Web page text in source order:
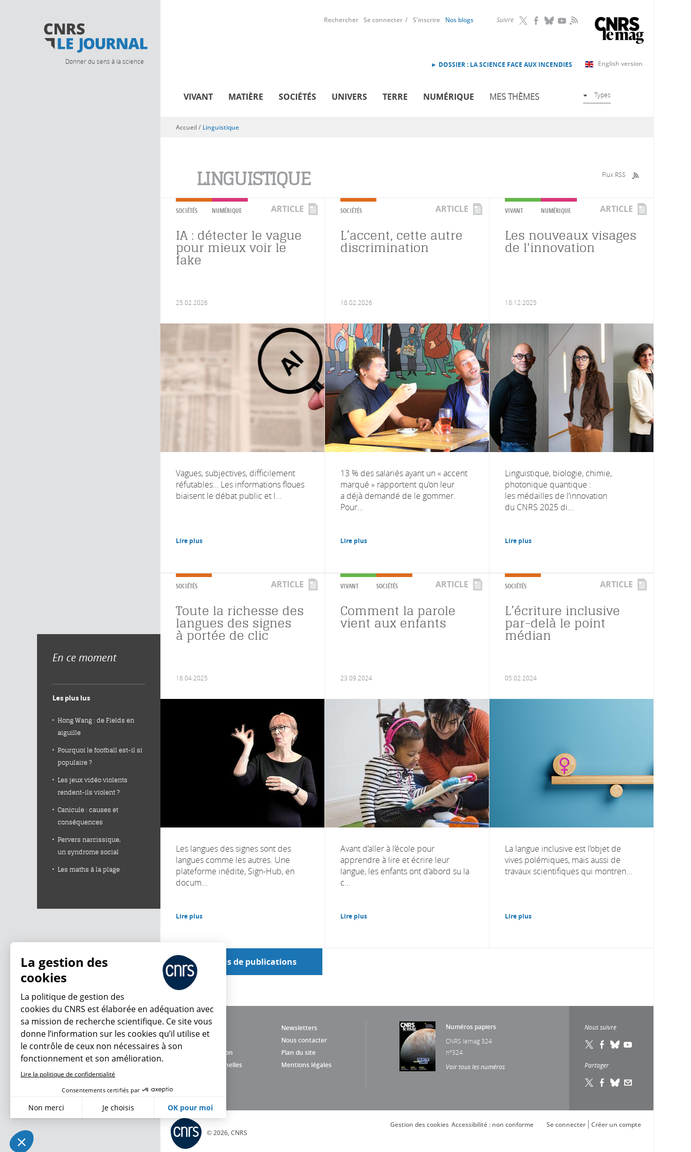
Donner du sens à la science
Suivre RSS
Rechercher Se connecter S'inscrire Nos blogs
English version
► DOSSIER : LA SCIENCE FACE AUX INCENDIES
VIVANT MATIÈRE SOCIÉTÉS UNIVERS TERRE NUMÉRIQUE MES THÈMES Types
Vous êtes ici
Accueil/ Linguistique
LINGUISTIQUE Flux RSS
SOCIÉTÉS NUMÉRIQUE ARTICLE
IA : détecter le vague
pour mieux voir le
fake
25.02.2026
Vagues, subjectives, difficilement
réfutables… Les informations floues
biaisent le débat public et l...
Lire plus
SOCIÉTÉS ARTICLE
L’accent, cette autre
discrimination
18.02.2026
13 % des salariés ayant un « accent
marqué » rapportent qu’on leur
a déjà demandé de le gommer.
Pour...
Lire plus
VIVANT NUMÉRIQUE ARTICLE
Les nouveaux visages
de l'innovation
18.12.2025
Linguistique, biologie, chimie,
photonique quantique :
les médailles de l’innovation
du CNRS 2025 di...
Lire plus
SOCIÉTÉS ARTICLE
Toute la richesse des
langues des signes
à portée de clic
16.04.2025
Les langues des signes sont des
langues comme les autres. Une
plateforme inédite, Sign-Hub, en
docum...
Lire plus
VIVANT SOCIÉTÉS ARTICLE
Comment la parole
vient aux enfants
23.09.2024
Avant d’aller à l’école pour
apprendre à lire et écrire leur
langue, les enfants ont d’abord su la
c...
Lire plus
SOCIÉTÉS ARTICLE
L’écriture inclusive
par-delà le point
médian
05.02.2024
La langue inclusive est l’objet de
vives polémiques, mais aussi de
travaux scientifiques qui montren...
Lire plus
Voir plus de publications
Newsletters
Nous contacter
Charte d'utilisation
Plan du site
Données personnelles
Mentions légales
Numéros papiers
CNRS lemag 324
n°324
Voir tous les numéros
Nous suivre
Partager
© 2026, CNRS
Créer un compte
Se connecter
Accessibilité : non conforme
Gestion des cookies
En ce moment
Les plus lus
Hong Wang : de Fields en
aiguille
Pourquoi le football est-il si
populaire ?
Les jeux vidéo violents
rendent-ils violent ?
Canicule : causes et
conséquences
Pervers narcissique,
un syndrome social
Les maths à la plage
La gestion des
cookies
La politique de gestion des
cookies du CNRS est élaborée en adéquation avec
sa mission de recherche scientifique. Ce site vous
donne l’information sur les cookies qu’il utilise et
le contrôle de ceux non nécessaires à son
fonctionnement et son amélioration.
Lire la politique de confidentialité
Consentements certifiés par
Non merci Je choisis OK pour moi
Plateforme de Gestion du Consentement : Personnalisez vos Options
Notre plateforme vous permet d'adapter et de gérer vos paramètres de confidentialité, en garantissant la conformité avec les réglementations. Personnalisez vos préférences pour